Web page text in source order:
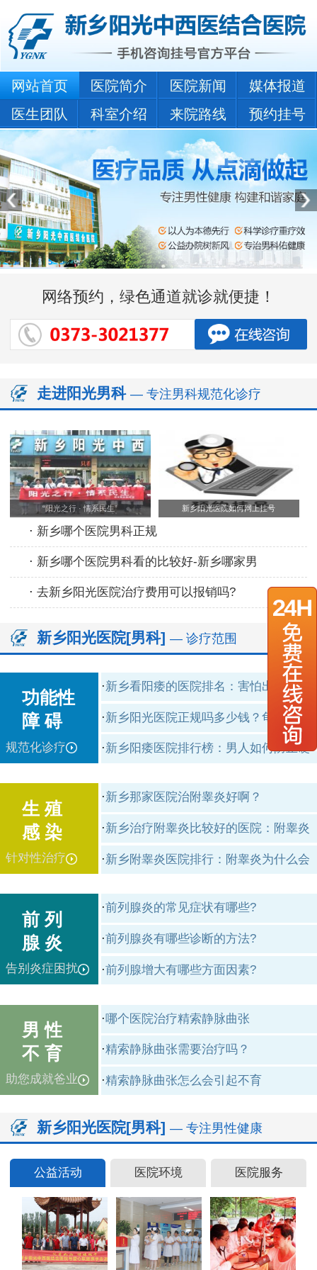
网站首页 医院简介 医院新闻
媒体报道
医生团队
科室介绍 来院路线 预约挂号
网络预约，绿色通道就诊就便捷！
走进阳光男科 — 专注男科规范化诊疗
“阳光之行 · 情系民生” 新乡阳光医院如何网上挂号
· 新乡哪个医院男科正规
· 新乡哪个医院男科看的比较好-新乡哪家男
· 去新乡阳光医院治疗费用可以报销吗?
新乡阳光医院[男科] — 诊疗范围
功能性
障 碍
规范化诊疗
·新乡看阳痿的医院排名：害怕出现阳
痿，
·新乡阳光医院正规吗多少钱？龟头过于
敏
·新乡阳痿医院排行榜：男人如何防止硬
生 殖
感 染
针对性治疗
·新乡那家医院治附睾炎好啊？
·新乡治疗附睾炎比较好的医院：附睾炎
的
·新乡附睾炎医院排行：附睾炎为什么会
前 列
腺 炎
告别炎症困扰
·前列腺炎的常见症状有哪些?
·前列腺炎有哪些诊断的方法?
·前列腺增大有哪些方面因素?
男 性
不 育
助您成就爸业
·哪个医院治疗精索静脉曲张
·精索静脉曲张需要治疗吗？
·精索静脉曲张怎么会引起不育
新乡阳光医院[男科] — 专注男性健康
公益活动 医院环境 医院服务